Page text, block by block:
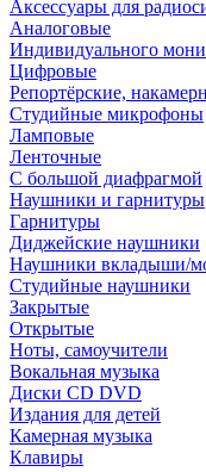
Аксессуары для
Аналоговые
Индивидуального
Цифровые
Репортёрские,
Студийные микрофоны
Ламповые
Ленточные
С большой диафрагмой
Наушники и гарнитуры
Гарнитуры
Диджейские наушники
Наушники вкладыши/
Студийные наушники
Закрытые
Открытые
Ноты, самоучители
Вокальная музыка
Диски CD DVD
Издания для детей
Камерная музыка
Клавиры